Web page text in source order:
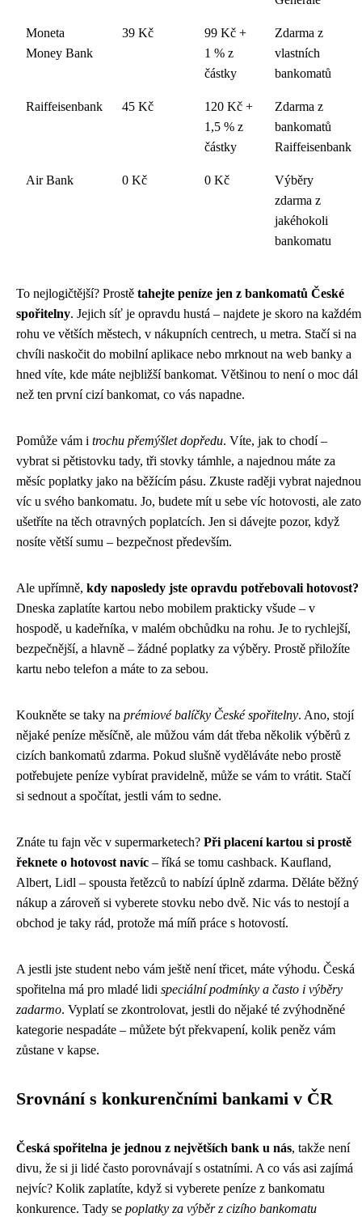
Moneta
Money Bank
39 Kč
99 Kč +
1 % z
částky
Zdarma z
vlastních
bankomatů
Raiffeisenbank 45 Kč
120 Kč +
1,5 % z
částky
Zdarma z
bankomatů
Raiffeisenbank
Air Bank 0 Kč 0 Kč
Výběry
zdarma z
jakéhokoli
bankomatu
To nejlogičtější? Prostě tahejte peníze jen z bankomatů České
spořitelny. Jejich síť je opravdu hustá – najdete je skoro na každém
rohu ve větších městech, v nákupních centrech, u metra. Stačí si na
chvíli naskočit do mobilní aplikace nebo mrknout na web banky a
hned víte, kde máte nejbližší bankomat. Většinou to není o moc dál
než ten první cizí bankomat, co vás napadne.
Pomůže vám i trochu přemýšlet dopředu. Víte, jak to chodí –
vybrat si pětistovku tady, tři stovky támhle, a najednou máte za
měsíc poplatky jako na běžícím pásu. Zkuste raději vybrat najednou
víc u svého bankomatu. Jo, budete mít u sebe víc hotovosti, ale zato
ušetříte na těch otravných poplatcích. Jen si dávejte pozor, když
nosíte větší sumu – bezpečnost především.
Ale upřímně, kdy naposledy jste opravdu potřebovali hotovost?
Dneska zaplatíte kartou nebo mobilem prakticky všude – v
hospodě, u kadeřníka, v malém obchůdku na rohu. Je to rychlejší,
bezpečnější, a hlavně – žádné poplatky za výběry. Prostě přiložíte
kartu nebo telefon a máte to za sebou.
Koukněte se taky na prémiové balíčky České spořitelny. Ano, stojí
nějaké peníze měsíčně, ale můžou vám dát třeba několik výběrů z
cizích bankomatů zdarma. Pokud slušně vyděláváte nebo prostě
potřebujete peníze vybírat pravidelně, může se vám to vrátit. Stačí
si sednout a spočítat, jestli vám to sedne.
Znáte tu fajn věc v supermarketech? Při placení kartou si prostě
řeknete o hotovost navíc – říká se tomu cashback. Kaufland,
Albert, Lidl – spousta řetězců to nabízí úplně zdarma. Děláte běžný
nákup a zároveň si vyberete stovku nebo dvě. Nic vás to nestojí a
obchod je taky rád, protože má míň práce s hotovostí.
A jestli jste student nebo vám ještě není třicet, máte výhodu. Česká
spořitelna má pro mladé lidi speciální podmínky a často i výběry
zadarmo. Vyplatí se zkontrolovat, jestli do nějaké té zvýhodněné
kategorie nespadáte – můžete být překvapení, kolik peněz vám
zůstane v kapse.
Srovnání s konkurenčními bankami v ČR
Česká spořitelna je jednou z největších bank u nás, takže není
divu, že si ji lidé často porovnávají s ostatními. A co vás asi zajímá
nejvíc? Kolik zaplatíte, když si vyberete peníze z bankomatu
konkurence. Tady se poplatky za výběr z cizího bankomatu